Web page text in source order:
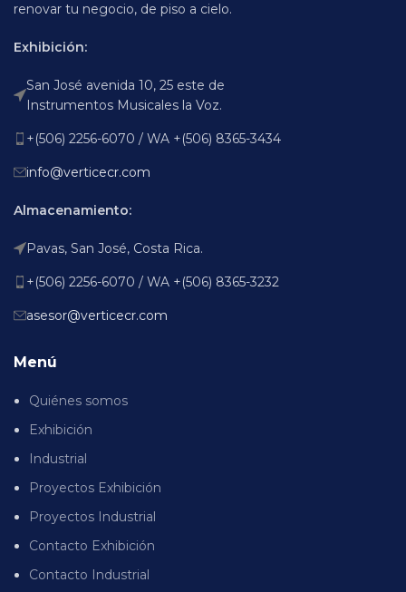
renovar tu negocio, de piso a cielo.
Exhibición:
San José avenida 10, 25 este de
Instrumentos Musicales la Voz.
+(506) 2256-6070 / WA +(506) 8365-3434
info@verticecr.com
Almacenamiento:
Pavas, San José, Costa Rica.
+(506) 2256-6070 / WA +(506) 8365-3232
asesor@verticecr.com
Menú
Quiénes somos
Exhibición
Industrial
Proyectos Exhibición
Proyectos Industrial
Contacto Exhibición
Contacto Industrial